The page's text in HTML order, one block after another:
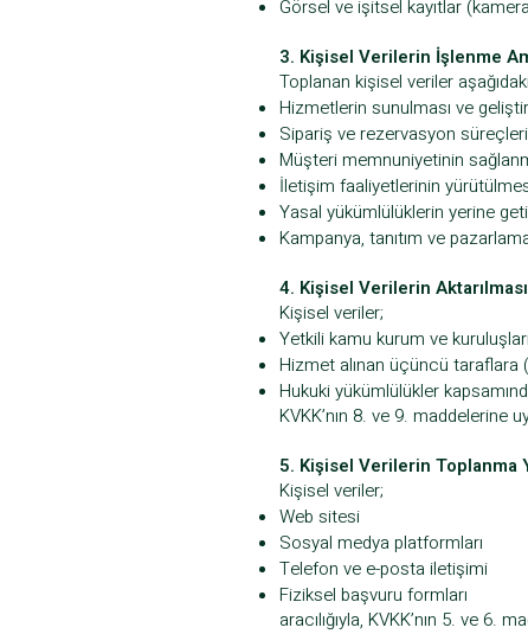
Görsel ve işitsel kayıtlar
3. Kişisel Verilerin İşlenme
Toplanan kişisel veriler
Hizmetlerin sunulması ve
Sipariş ve rezervasyon
Müşteri memnuniyetinin
İletişim faaliyetlerinin
Yasal yükümlülüklerin yerine
Kampanya, tanıtım ve
4. Kişisel Verilerin Aktarılması
Kişisel veriler;
Yetkili kamu kurum ve
Hizmet alınan üçüncü
Hukuki yükümlülükler
KVKK’nın 8. ve 9. maddelerine
5. Kişisel Verilerin Toplanma
Kişisel veriler;
Web sitesi
Sosyal medya platformları
Telefon ve e-posta iletişimi
Fiziksel başvuru formları
aracılığıyla, KVKK’nın 5. ve